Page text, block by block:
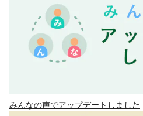
みんなの声でアップデートしました